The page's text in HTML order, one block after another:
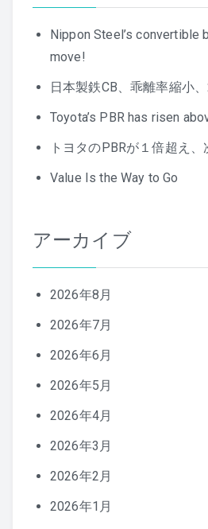
Nippon Steel’s convertible
move!
日本製鉄CB、乖離率縮小
Toyota’s PBR has risen
トヨタのPBRが１倍超え、
Value Is the Way to Go
アーカイブ
2026年8月
2026年7月
2026年6月
2026年5月
2026年4月
2026年3月
2026年2月
2026年1月